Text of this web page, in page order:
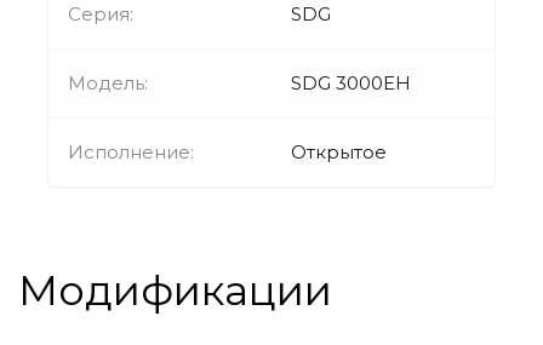
Серия: SDG
Модель: SDG 3000EH
Исполнение: Открытое
Модификации